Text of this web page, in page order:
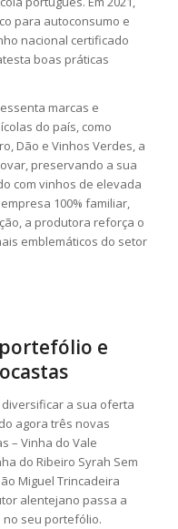
para autoconsumo e
nacional certificado
boas práticas
marcas e
do país, como
Dão e Vinhos Verdes, a
preservando a sua
com vinhos de elevada
100% familiar,
a produtora reforça o
emblemáticos do setor
portefólio e
diversificar a sua oferta
agora três novas
– Vinha do Vale
do Ribeiro Syrah Sem
Miguel Trincadeira
alentejano passa a
no seu portefólio.